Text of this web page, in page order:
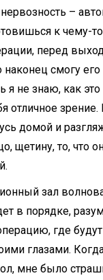
–
к чему-
перед
наконец смогу
я не знаю, как
отличное
домой и
щетину, то, что
зал
в порядке,
где
глазами.
мне было